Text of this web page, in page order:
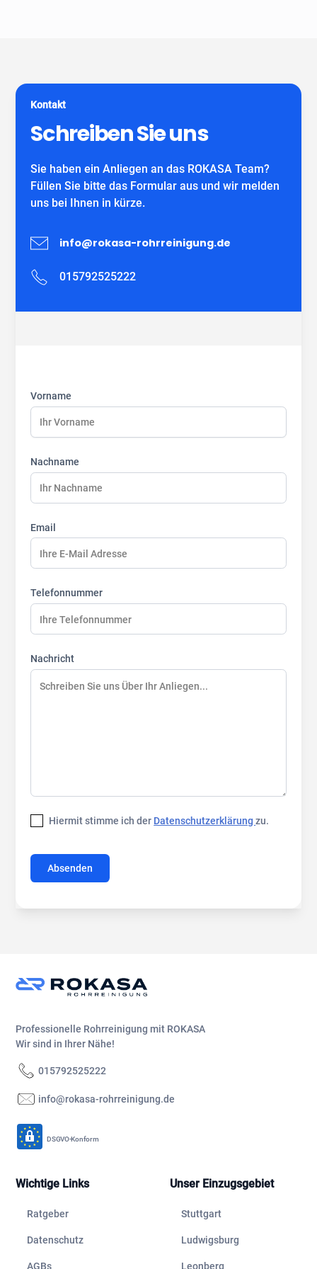
für Schlauchliner. Wir beraten Sie kostenfrei und
individuell nach Ihrem Bedürfnis.
Wir freuen uns auf Ihren Anruf!
Kontakt
Schreiben Sie uns
Sie haben ein Anliegen an das ROKASA Team?
Füllen Sie bitte das Formular aus und wir melden
uns bei Ihnen in kürze.
info@rokasa-rohrreinigung.de
015792525222
name:
name:
name:
Vorname
Nachname
Email
Telefonnummer
Nachricht
Hiermit stimme ich der Datenschutzerklärungzu.
Professionelle Rohrreinigung mit ROKASA
Wir sind in Ihrer Nähe!
015792525222
info@rokasa-rohrreinigung.de
DSGVO-Konform
Wichtige Links
Ratgeber
Datenschutz
AGBs
Unser Einzugsgebiet
Stuttgart
Ludwigsburg
Leonberg